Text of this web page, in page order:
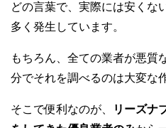
どの言葉で、実際には安くな
多く発生しています。
もちろん、全ての業者が悪質
分でそれを調べるのは大変な
そこで便利なのが、
リーズナ